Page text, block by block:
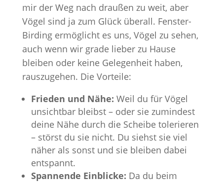
mir der Weg nach draußen zu weit, aber
Vögel sind ja zum Glück überall. Fenster-
Birding ermöglicht es uns, Vögel zu sehen,
auch wenn wir grade lieber zu Hause
bleiben oder keine Gelegenheit haben,
rauszugehen. Die Vorteile:
Frieden und Nähe: Weil du für Vögel
unsichtbar bleibst – oder sie zumindest
deine Nähe durch die Scheibe tolerieren
– störst du sie nicht. Du siehst sie viel
näher als sonst und sie bleiben dabei
entspannt.
Spannende Einblicke: Da du beim